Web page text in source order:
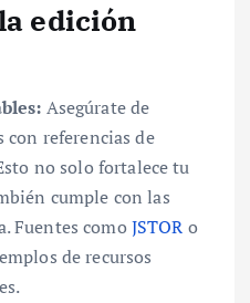
edición
Asegúrate de
con referencias de
no solo fortalece tu
cumple con las
Fuentes comoJSTOR o
de recursos